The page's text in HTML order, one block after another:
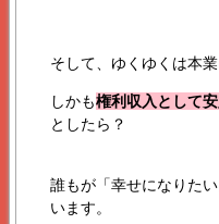
そして、ゆくゆくは本
しかも権利収入として
としたら？
誰もが「幸せになりた
います。